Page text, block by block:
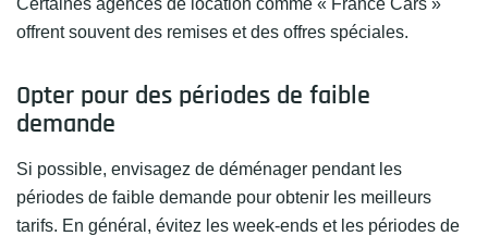
Certaines agences de location comme « France Cars »
offrent souvent des remises et des offres spéciales.
Opter pour des périodes de faible
demande
Si possible, envisagez de déménager pendant les
périodes de faible demande pour obtenir les meilleurs
tarifs. En général, évitez les week-ends et les périodes de